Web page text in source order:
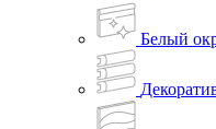
Белый